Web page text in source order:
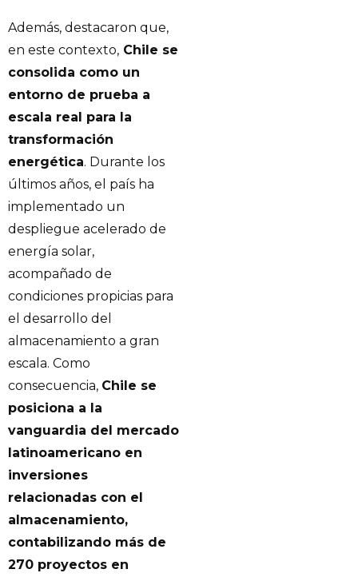
Además, destacaron que,
en este contexto, Chile se
consolida como un
entorno de prueba a
escala real para la
transformación
energética. Durante los
últimos años, el país ha
implementado un
despliegue acelerado de
energía solar,
acompañado de
condiciones propicias para
el desarrollo del
almacenamiento a gran
escala. Como
consecuencia, Chile se
posiciona a la
vanguardia del mercado
latinoamericano en
inversiones
relacionadas con el
almacenamiento,
contabilizando más de
270 proyectos en